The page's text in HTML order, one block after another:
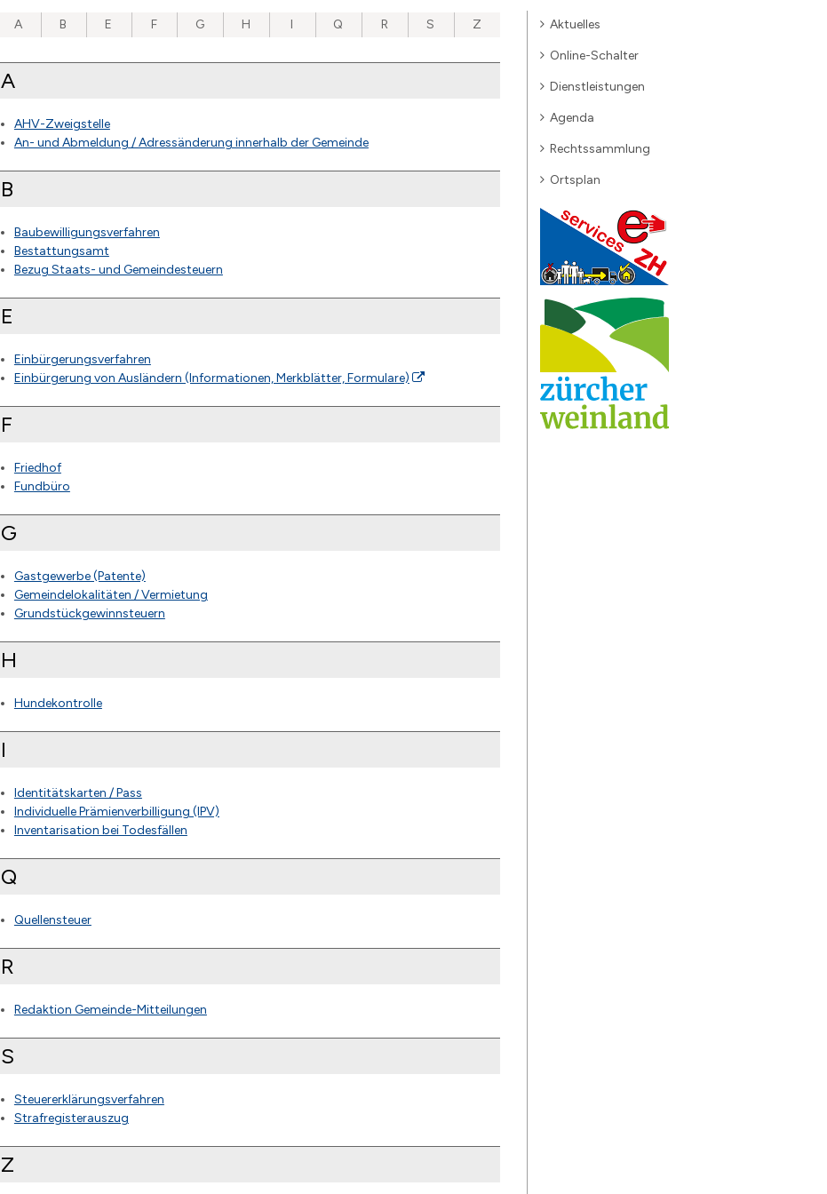
A B E F G H I Q R S Z
A
AHV-Zweigstelle
An- und Abmeldung / Adressänderung innerhalb der Gemeinde
B
Baubewilligungsverfahren
Bestattungsamt
Bezug Staats- und Gemeindesteuern
E
Einbürgerungsverfahren
Einbürgerung von Ausländern (Informationen, Merkblätter, Formulare)
F
Friedhof
Fundbüro
G
Gastgewerbe (Patente)
Gemeindelokalitäten / Vermietung
Grundstückgewinnsteuern
H
Hundekontrolle
I
Identitätskarten / Pass
Individuelle Prämienverbilligung (IPV)
Inventarisation bei Todesfällen
Q
Quellensteuer
R
Redaktion Gemeinde-Mitteilungen
S
Steuererklärungsverfahren
Strafregisterauszug
Z
Aktuelles
Online-Schalter
Dienstleistungen
Agenda
Rechtssammlung
Ortsplan